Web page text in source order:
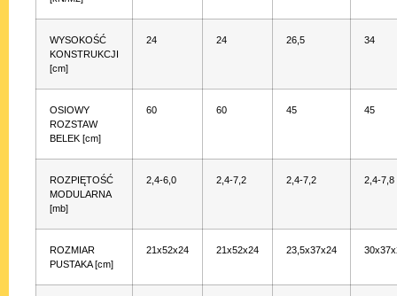
WYSOKOŚĆ
KONSTRUKCJI
[cm]
24 24 26,5 34
OSIOWY
ROZSTAW
BELEK [cm]
60 60 45 45
ROZPIĘTOŚĆ
MODULARNA
[mb]
2,4-6,0 2,4-7,2 2,4-7,2 2,4-7,8
ROZMIAR
PUSTAKA [cm]
21x52x24 21x52x24 23,5x37x24